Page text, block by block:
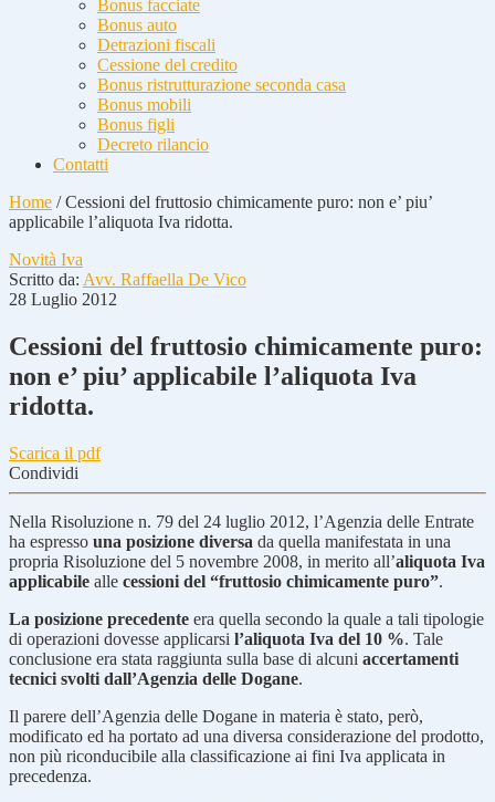
Bonus facciate
Bonus auto
Detrazioni fiscali
Cessione del credito
Bonus ristrutturazione seconda casa
Bonus mobili
Bonus figli
Decreto rilancio
Contatti
Home /Cessioni del fruttosio chimicamente puro: non e’ piu’
applicabile l’aliquota Iva ridotta.
Novità Iva
Scritto da: Avv. Raffaella De Vico
28 Luglio 2012
Cessioni del fruttosio chimicamente puro:
non e’ piu’ applicabile l’aliquota Iva
ridotta.
Scarica il pdf
Condividi
Nella Risoluzione n. 79 del 24 luglio 2012, l’Agenzia delle Entrate
ha espresso una posizione diversa da quella manifestata in una
propria Risoluzione del 5 novembre 2008, in merito all’aliquota Iva
applicabile alle cessioni del “fruttosio chimicamente puro”.
La posizione precedente era quella secondo la quale a tali tipologie
di operazioni dovesse applicarsi l’aliquota Iva del 10 %. Tale
conclusione era stata raggiunta sulla base di alcuni accertamenti
tecnici svolti dall’Agenzia delle Dogane.
Il parere dell’Agenzia delle Dogane in materia è stato, però,
modificato ed ha portato ad una diversa considerazione del prodotto,
non più riconducibile alla classificazione ai fini Iva applicata in
precedenza.